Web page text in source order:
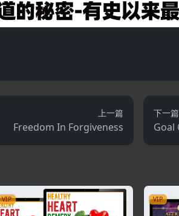
上一篇
Freedom In Forgiveness
下一篇
Goal
VIP VIP